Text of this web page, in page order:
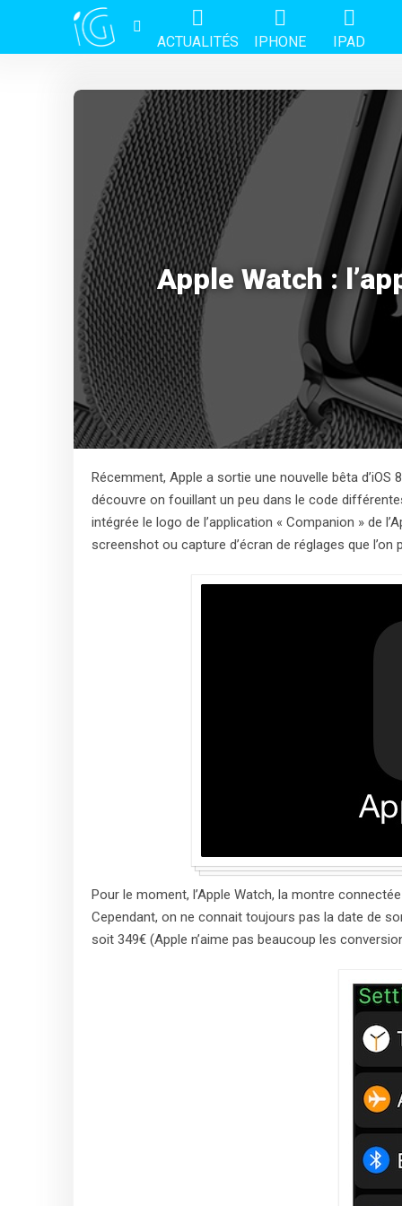
ACTUALITÉS IPHONE IPAD
Apple Watch :
Récemment, Apple a sortie une nouvelle bêta d’iOS
découvre on fouillant un peu dans le code
intégrée le logo de l’application « Companion » de
screenshot ou capture d’écran de réglages que
Pour le moment, l’Apple Watch, la montre
Cependant, on ne connait toujours pas la date de
soit 349€ (Apple n’aime pas beaucoup les